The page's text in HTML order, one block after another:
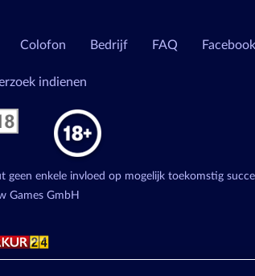
Colofon Bedrijf FAQ Facebook
indienen
enkele invloed op mogelijk toekomstig
Games GmbH